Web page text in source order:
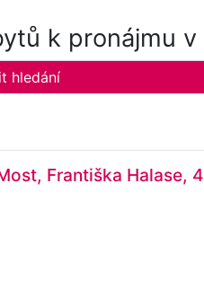
k pronájmu
hledání
Františka Halase,